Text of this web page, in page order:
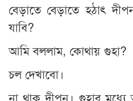
বেড়াতে বেড়াতে হঠাৎ
যাবি?
আমি বললাম, কোথায় গুহা?
চল দেখাবো।
না থাক দীপন। গুহার মধ্যে